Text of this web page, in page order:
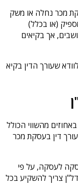
מכר נחלה או משק
(או בכלל)
אך בקיאים
שעורך הדין בקיא
מהשווי הכולל
דין בעסקת מכר
עסקה לעסקה, על פי
צריך להשקיע בכל